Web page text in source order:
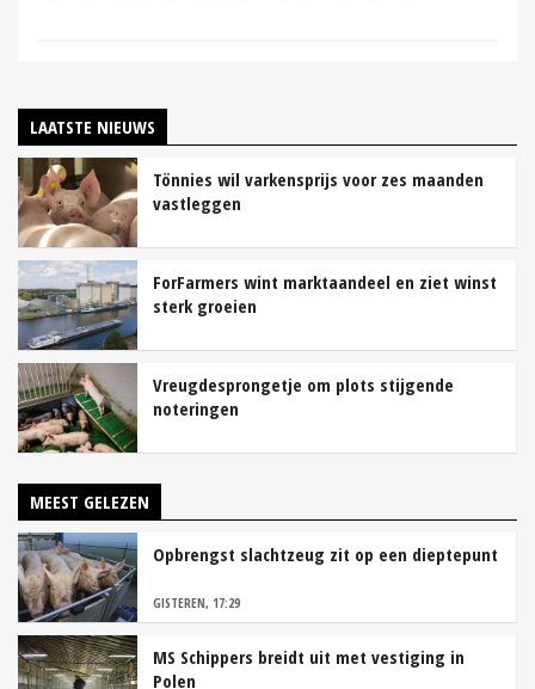
LAATSTE NIEUWS
Tönnies wil varkensprijs voor zes maanden
vastleggen
ForFarmers wint marktaandeel en ziet winst
sterk groeien
Vreugdesprongetje om plots stijgende
noteringen
MEEST GELEZEN
Opbrengst slachtzeug zit op een dieptepunt
GISTEREN, 17:29
MS Schippers breidt uit met vestiging in
Polen